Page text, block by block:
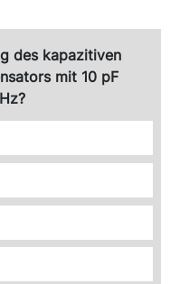
des kapazitiven
mit 10 pF